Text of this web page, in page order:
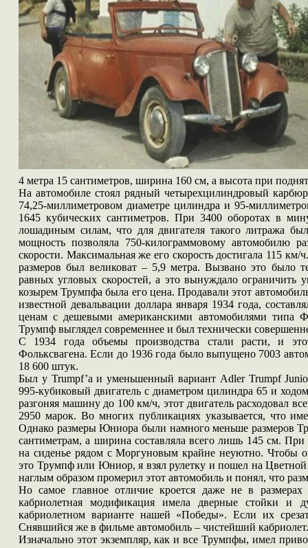
4 метра 15 сантиметров, ширина 160 см, а высота при
На автомобиле стоял рядный четырехцилиндровый
74,25-миллиметровом диаметре цилиндра и 95-
1645 кубических сантиметров. При 3400 оборотах в
лошадиным силам, что для двигателя такого литража
мощность позволяла 750-килограммовому автомобилю
скорости. Максимальная же его скорость достигала 115
размеров был великоват – 5,9 метра. Вызвано это было
равных угловых скоростей, а это вынуждало ограничить
козырем Трумпфа была его цена. Продавали этот
известной девальвации доллара января 1934 года,
ценам с дешевыми американскими автомобилями
Трумпф выглядел современнее и был технически
С 1934 года объемы производства стали расти, и
Фольксвагена. Если до 1936 года было выпущено 7003
18 600 штук.
Был у Trumpf’a и уменьшенный вариант Adler Trumpf
995-кубиковый двигатель с диаметром цилиндра 65 и
разгоняя машину до 100 км/ч, этот двигатель расходовал
2950 марок. Во многих публикациях указывается, что
Однако размеры Юниора были намного меньше размеров
сантиметрам, а ширина составляла всего лишь 145 см.
на сиденье рядом с Моргуновым крайне неуютно. Чтобы
это Трумпф или Юниор, я взял рулетку и пошел на
наглым образом промерил этот автомобиль и понял, что
Но самое главное отличие кроется даже не в
кабриолетная модификация имела дверные стойки
кабриолетном варианте нашей «Победы». Если их
Снявшийся же в фильме автомобиль – чистейший кабриолет.
Изначально этот экземпляр, как и все Трумпфы, имел